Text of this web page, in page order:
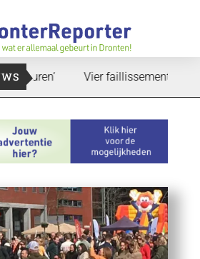
Vier faillissementen in juli: